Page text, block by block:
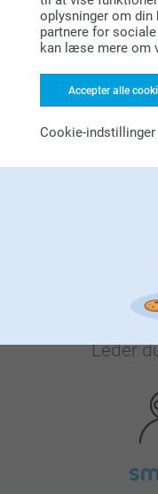
oplysninger om din
partnere for
kan læse mere om
Accepter alle
Cookie-indstillinger
Leder